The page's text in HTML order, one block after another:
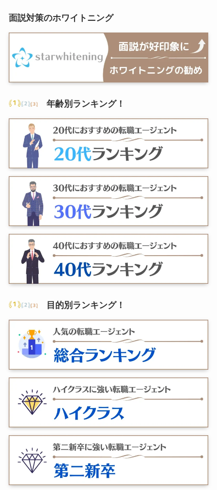
面説対策のホワイトニング
年齢別ランキング！
目的別ランキング！